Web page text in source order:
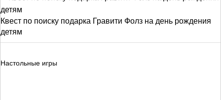
Квест по поиску подарка Гравити Фолз на день рождения
детям
Настольные игры